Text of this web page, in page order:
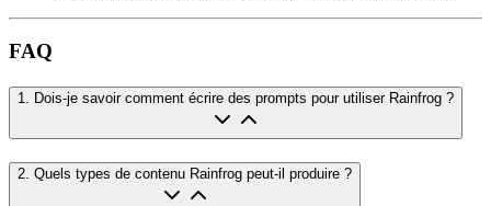
FAQ
1 Dois-je savoir comment écrire des prompts pour utiliser Rainfrog ?
2 Quels types de contenu Rainfrog peut-il produire ?